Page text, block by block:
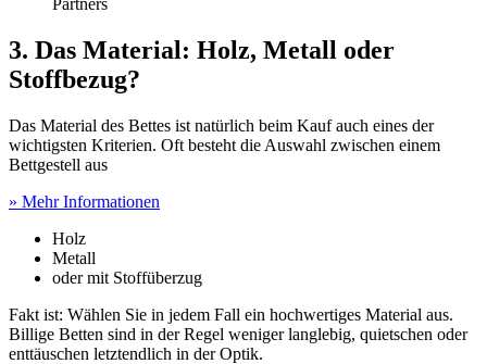
3. Das Material: Holz, Metall oder
Stoffbezug?
Das Material des Bettes ist natürlich beim Kauf auch eines der
wichtigsten Kriterien. Oft besteht die Auswahl zwischen einem
Bettgestell aus
» Mehr Informationen
Holz
Metall
oder mit Stoffüberzug
Fakt ist: Wählen Sie in jedem Fall ein hochwertiges Material aus.
Billige Betten sind in der Regel weniger langlebig, quietschen oder
enttäuschen letztendlich in der Optik.